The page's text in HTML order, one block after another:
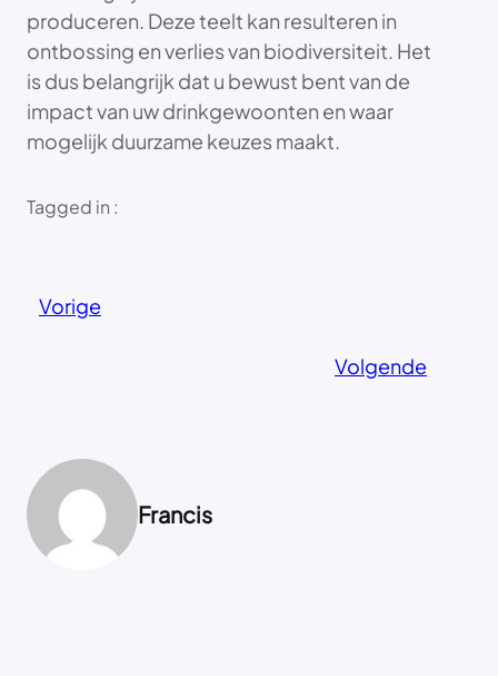
produceren. Deze teelt kan resulteren in
ontbossing en verlies van biodiversiteit. Het
is dus belangrijk dat u bewust bent van de
impact van uw drinkgewoonten en waar
mogelijk duurzame keuzes maakt.
Tagged in :
Vorige
Volgende
Francis